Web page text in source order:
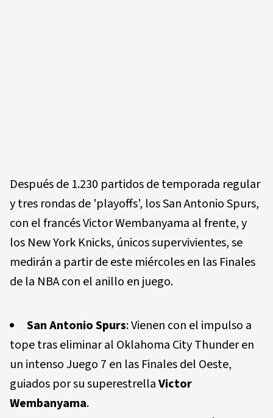
Después de 1.230 partidos de temporada regular
y tres rondas de 'playoffs', los San Antonio Spurs,
con el francés Victor Wembanyama al frente, y
los New York Knicks, únicos supervivientes, se
medirán a partir de este miércoles en las Finales
de la NBA con el anillo en juego.
San Antonio Spurs: Vienen con el impulso a
tope tras eliminar al Oklahoma City Thunder en
un intenso Juego 7 en las Finales del Oeste,
guiados por su superestrellaVictor
Wembanyama.